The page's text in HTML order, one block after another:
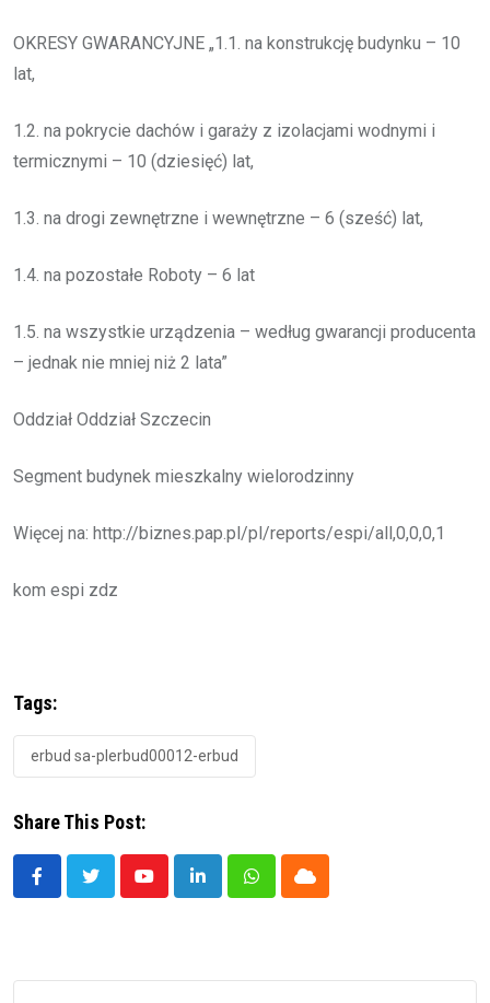
OKRESY GWARANCYJNE „1.1. na konstrukcję budynku – 10
lat,
1.2. na pokrycie dachów i garaży z izolacjami wodnymi i
termicznymi – 10 (dziesięć) lat,
1.3. na drogi zewnętrzne i wewnętrzne – 6 (sześć) lat,
1.4. na pozostałe Roboty – 6 lat
1.5. na wszystkie urządzenia – według gwarancji producenta
– jednak nie mniej niż 2 lata”
Oddział Oddział Szczecin
Segment budynek mieszkalny wielorodzinny
Więcej na: http://biznes.pap.pl/pl/reports/espi/all,0,0,0,1
kom espi zdz
Tags:
erbud sa-plerbud00012-erbud
Share This Post:
YoutubeLinkedInWhatsappCloud